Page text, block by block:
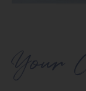
Your